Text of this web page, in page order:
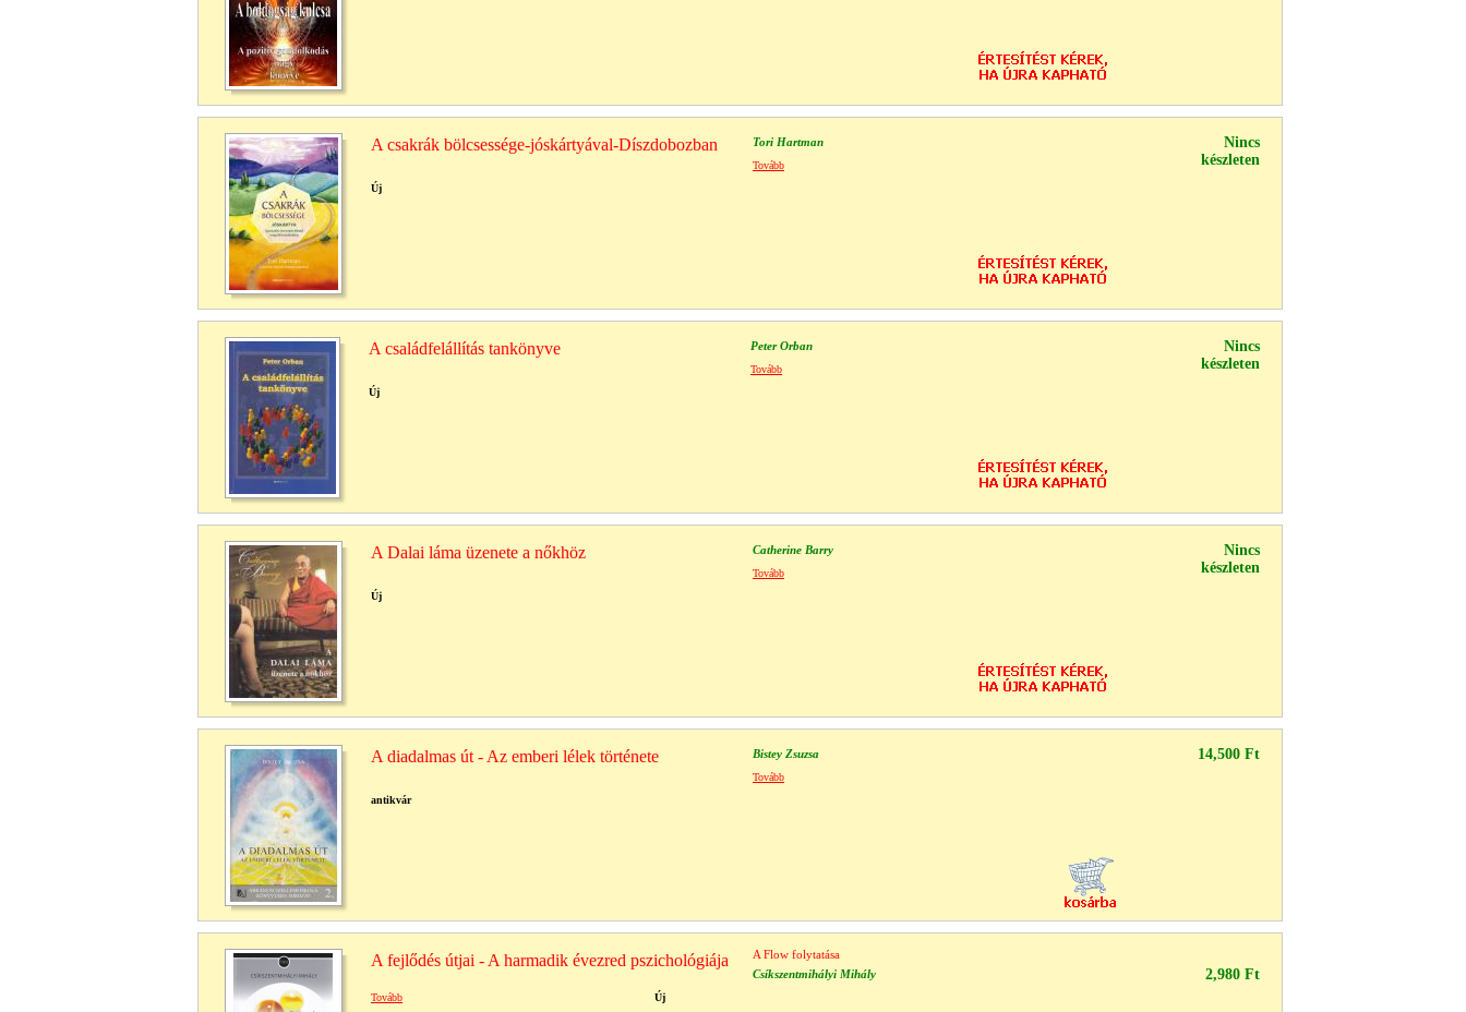
A csakrák bölcsessége-jóskártyával-Díszdobozban Tori Hartman
Nincs
készleten
Tovább
Új
A családfelállítás tankönyve Peter Orban
Nincs
készleten
Tovább
Új
A Dalai láma üzenete a nőkhöz Catherine Barry
Nincs
készleten
Tovább
Új
A diadalmas út - Az emberi lélek története Bistey Zsuzsa 14,500 Ft
Tovább
antikvár
A fejlődés útjai - A harmadik évezred pszichológiája
A Flow folytatása
Csíkszentmihályi Mihály
2,980 Ft
Tovább Új